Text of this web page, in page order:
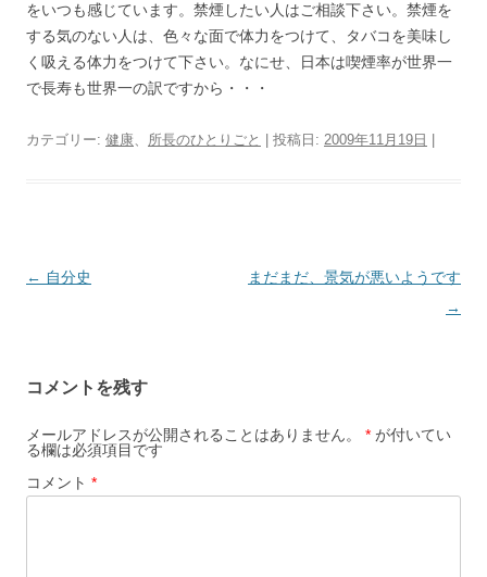
をいつも感じています。禁煙したい人はご相談下さい。禁煙を
する気のない人は、色々な面で体力をつけて、タバコを美味し
く吸える体力をつけて下さい。なにせ、日本は喫煙率が世界一
で長寿も世界一の訳ですから・・・
カテゴリー: 健康、 所長のひとりごと | 投稿日: 2009年11月19日
投
ゲ
ー
シ
ョ
← 自分史
まだまだ、景気が悪いようです
→
コメントを残す
メールアドレスが公開されることはありません。 * が付いてい
る欄は必須項目です
コメント *